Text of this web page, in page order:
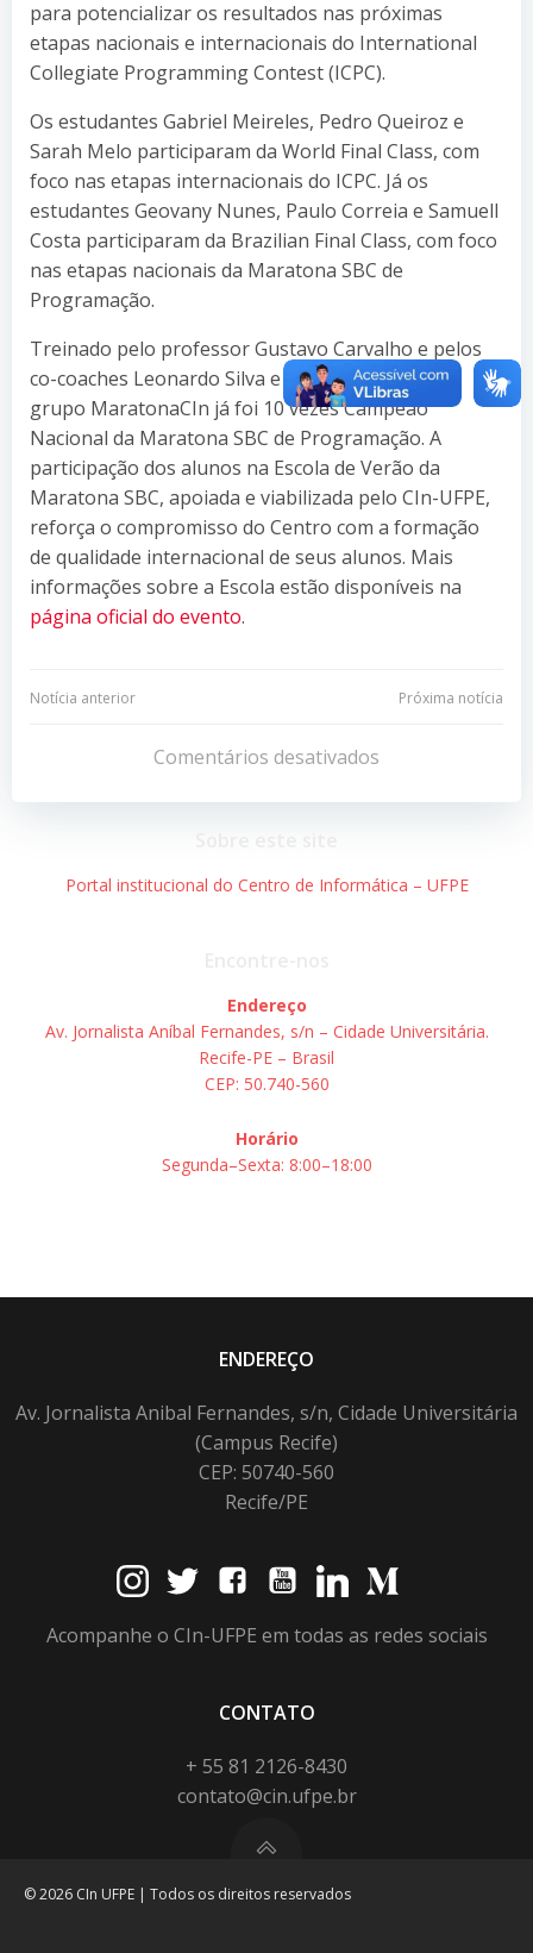
para potencializar os resultados nas próximas
etapas nacionais e internacionais do International
Collegiate Programming Contest (ICPC).
Os estudantes Gabriel Meireles, Pedro Queiroz e
Sarah Melo participaram da World Final Class, com
foco nas etapas internacionais do ICPC. Já os
estudantes Geovany Nunes, Paulo Correia e Samuell
Costa participaram da Brazilian Final Class, com foco
nas etapas nacionais da Maratona SBC de
Programação.
Treinado pelo professor Gustavo Carvalho e pelos
co-coaches Leonardo Silva e Tiago Gonçalves, o
grupo MaratonaCIn já foi 10 vezes Campeão
Nacional da Maratona SBC de Programação. A
participação dos alunos na Escola de Verão da
Maratona SBC, apoiada e viabilizada pelo CIn-UFPE,
reforça o compromisso do Centro com a formação
de qualidade internacional de seus alunos. Mais
informações sobre a Escola estão disponíveis na
página oficial do evento.
Navegação
Post
Notícia anterior
Navegação
de
Post
Próxima notícia
Comentários desativados
Portal institucional do Centro de Informática – UFPE
Endereço
Av. Jornalista Aníbal Fernandes, s/n – Cidade Universitária.
Recife-PE – Brasil
CEP: 50.740-560
Horário
Segunda–Sexta: 8:00–18:00
ENDEREÇO
Av. Jornalista Anibal Fernandes, s/n, Cidade Universitária
(Campus Recife)
CEP: 50740-560
Recife/PE
Acompanhe o CIn-UFPE em todas as redes sociais
CONTATO
+ 55 81 2126-8430
contato@cin.ufpe.br
© 2026 CIn UFPE | Todos os direitos reservados